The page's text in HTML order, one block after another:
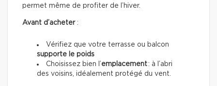
permet même de profiter de l’hiver.
Avant d’acheter :
Vérifiez que votre terrasse ou balcon
supporte le poids
Choisissez bien l’emplacement: à l’abri
des voisins, idéalement protégé du vent.